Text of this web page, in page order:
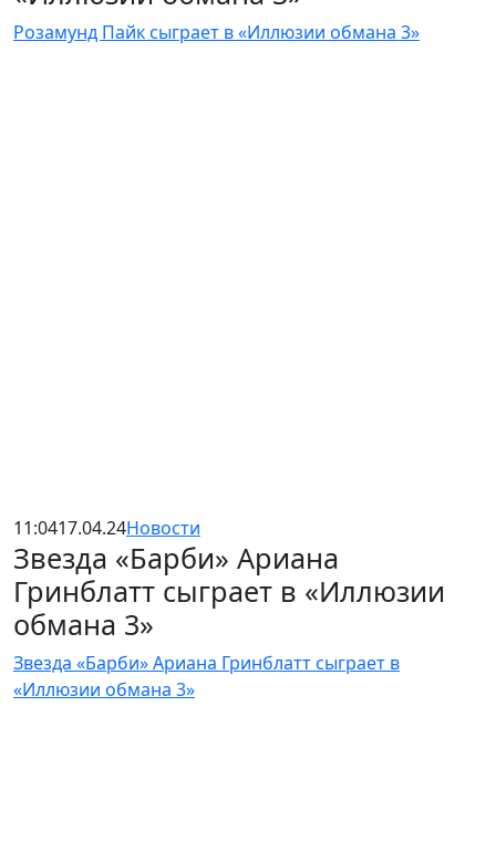
Розамунд Пайк сыграет в «Иллюзии обмана 3»
11:0417.04.24Новости
Звезда «Барби» Ариана
Гринблатт сыграет в «Иллюзии
обмана 3»
Звезда «Барби» Ариана Гринблатт сыграет в
«Иллюзии обмана 3»